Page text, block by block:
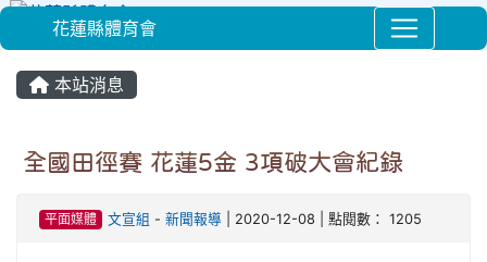
花蓮縣體育會
本站消息
全國田徑賽 花蓮5金 3項破大會紀錄
平面媒體 文宣組 - 新聞報導| 2020-12-08 | 點閱數： 1205